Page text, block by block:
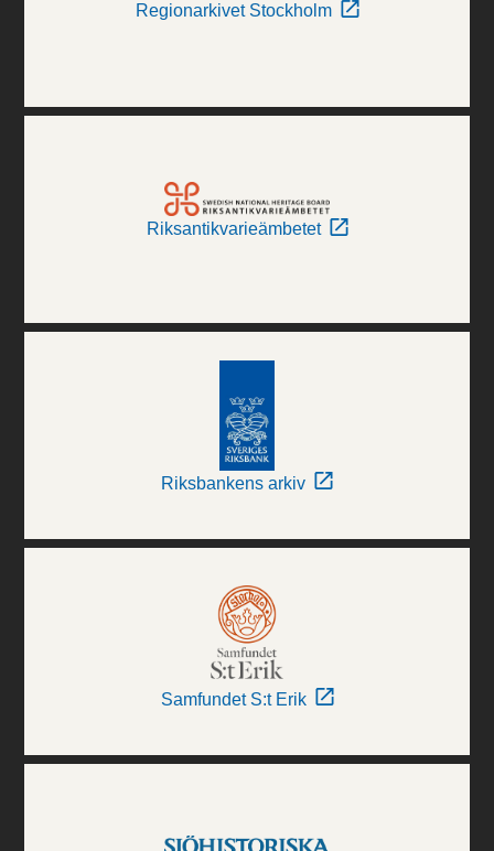
Regionarkivet Stockholm
Riksantikvarieämbetet
Riksbankens arkiv
Samfundet S:t Erik